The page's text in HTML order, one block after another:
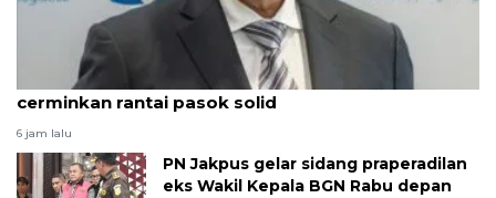
ALFI: Pertumbuhan 5,29 persen triwulan II
cerminkan rantai pasok solid
6 jam lalu
PN Jakpus gelar sidang praperadilan
eks Wakil Kepala BGN Rabu depan